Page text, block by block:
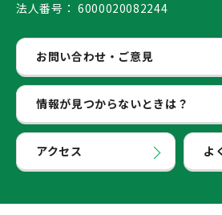
法人番号： 6000020082244
お問い合わせ・ご意見
情報が見つからないときは？
アクセス よ